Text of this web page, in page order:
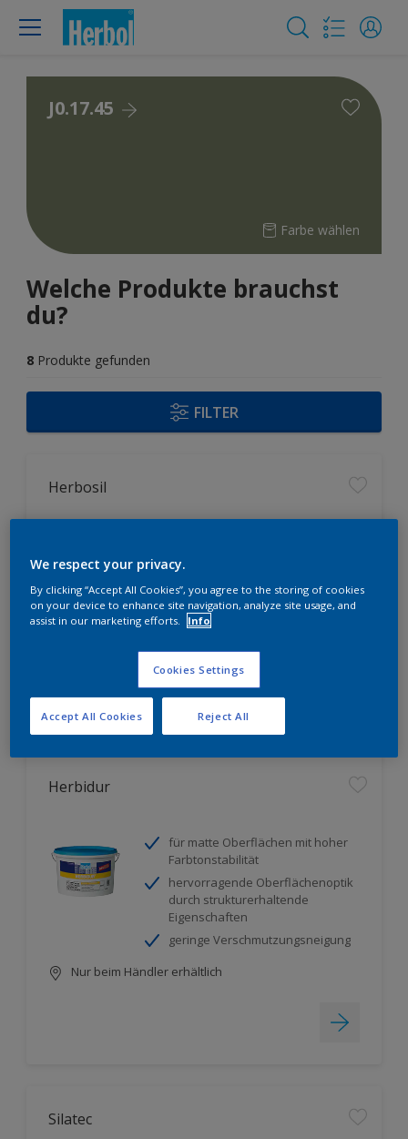
J0.17.45
Farbe wählen
Welche Produkte brauchst
du?
8 Produkte gefunden
FILTER
Herbosil
Siliconharzverstärkung
strukturausgleichende Fülle
spannungs - und schwundrissarm
Herbidur
für matte Oberflächen mit hoher
Farbtonstabilität
hervorragende Oberflächenoptik
durch strukturerhaltende
Eigenschaften
geringe Verschmutzungsneigung
Nur beim Händler erhältlich
Silatec
We respect your privacy.
By clicking “Accept All Cookies”, you agree to the storing of cookies
on your device to enhance site navigation, analyze site usage, and
assist in our marketing efforts.
Info
Cookies Settings
Reject All
Accept All Cookies